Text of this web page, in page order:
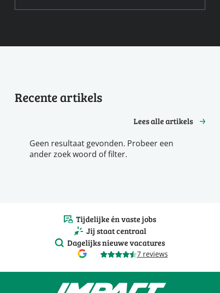
Recente artikels
Lees alle artikels
Geen resultaat gevonden. Probeer een
ander zoek woord of filter.
Tijdelijke én vaste jobs
Jij staat centraal
Dagelijks nieuwe vacatures
7 reviews